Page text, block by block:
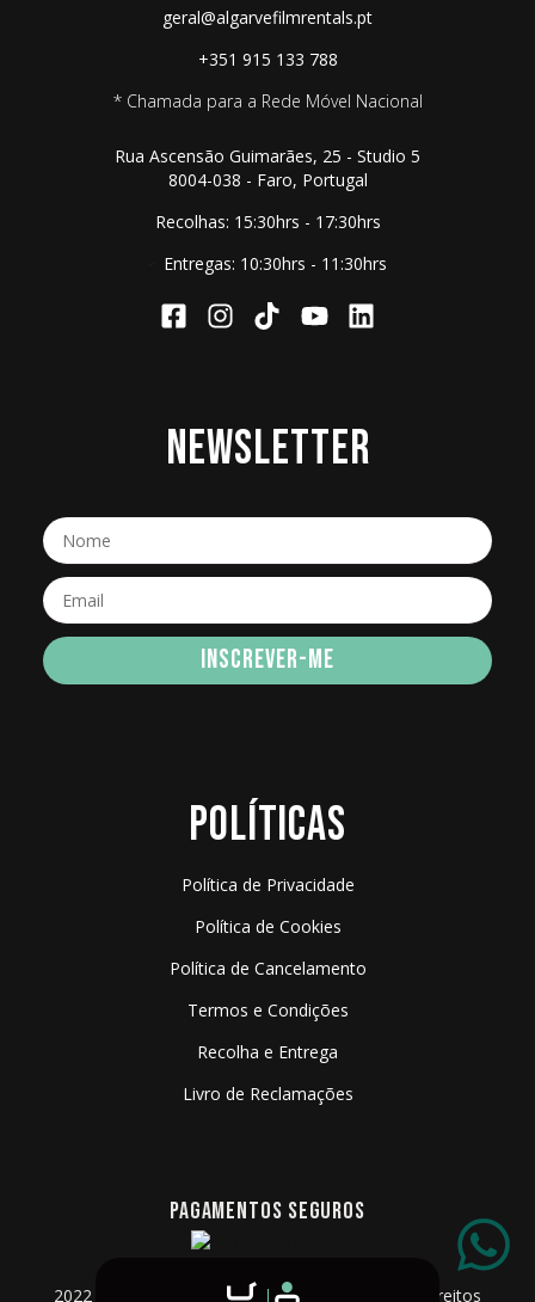
geral@algarvefilmrentals.pt
+351 915 133 788
* Chamada para a Rede Móvel Nacional
Rua Ascensão Guimarães, 25 - Studio 5
8004-038 - Faro, Portugal
Recolhas: 15:30hrs - 17:30hrs
Entregas: 10:30hrs - 11:30hrs
NEWSLETTER
INSCREVER-ME
POLÍTICAS
Política de Privacidade
Política de Cookies
Política de Cancelamento
Termos e Condições
Recolha e Entrega
Livro de Reclamações
PAGAMENTOS SEGUROS
2022 - 2026 © Algarve Film Rentals - Todos os Direitos